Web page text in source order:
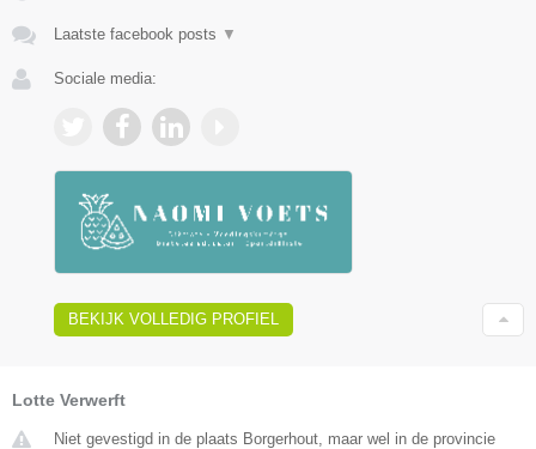
Laatste facebook posts ▼
Sociale media:
BEKIJK VOLLEDIG PROFIEL
Lotte Verwerft
Niet gevestigd in de plaats Borgerhout, maar wel in de provincie